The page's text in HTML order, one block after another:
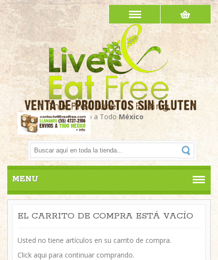
Envío a TodoMéxico
MENU
EL CARRITO DE COMPRA ESTÁ VACÍO
Usted no tiene artículos en su carrito de compra.
Click aqui para continuar comprando.